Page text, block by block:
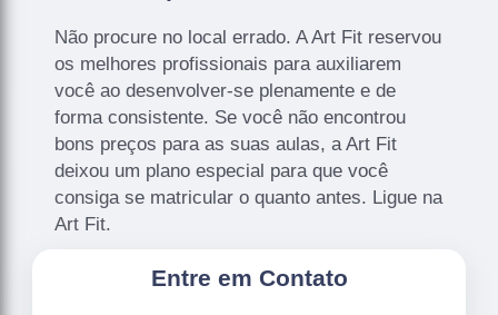
Não procure no local errado. A Art Fit reservou
os melhores profissionais para auxiliarem
você ao desenvolver-se plenamente e de
forma consistente. Se você não encontrou
bons preços para as suas aulas, a Art Fit
deixou um plano especial para que você
consiga se matricular o quanto antes. Ligue na
Art Fit.
Entre em Contato